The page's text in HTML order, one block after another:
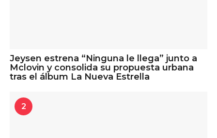
Jeysen estrena “Ninguna le llega” junto a
Mclovin y consolida su propuesta urbana
tras el álbum La Nueva Estrella
2